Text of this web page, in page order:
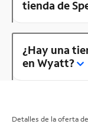
tienda de
¿Hay una
en Wyatt?
Detalles de la oferta